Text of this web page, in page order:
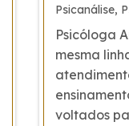
Psicanálise
Psicóloga
mesma
voltados